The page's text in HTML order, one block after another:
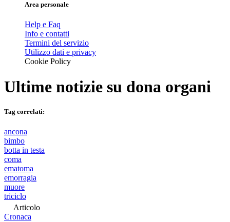
Area personale
Help e Faq
Info e contatti
Termini del servizio
Utilizzo dati e privacy
Cookie Policy
Ultime notizie su dona organi
Tag correlati:
ancona
bimbo
botta in testa
coma
ematoma
emorragia
muore
triciclo
Articolo
Cronaca